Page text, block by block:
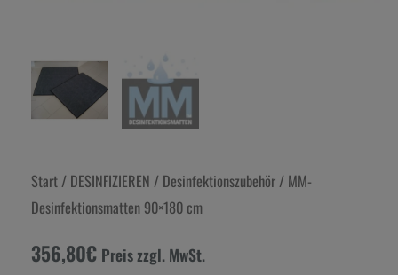
Start/ DESINFIZIEREN / Desinfektionszubehör/ MM-
Desinfektionsmatten 90×180 cm
356,80€ Preis zzgl. MwSt.